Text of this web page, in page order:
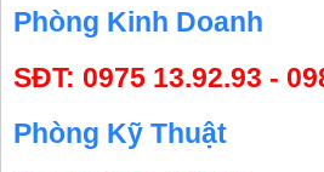
Phòng Kinh Doanh
SĐT: 0975 13.92.93 -
Phòng Kỹ Thuật